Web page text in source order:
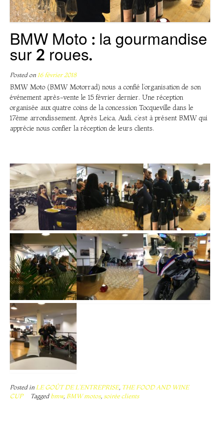
BMW Moto : la gourmandise
sur 2 roues.
Posted on 16 février 2018
BMW Moto (BMW Motorrad) nous a confié l’organisation de son
événement après-vente le 15 février dernier. Une réception
organisée aux quatre coins de la concession Tocqueville dans le
17ème arrondissement. Après Leica, Audi, c’est à présent BMW qui
apprécie nous confier la réception de leurs clients.
Posted in LE GOÛT DE L'ENTREPRISE, THE FOOD AND WINE
CUP
Tagged bmw, BMW motos, soirée clients